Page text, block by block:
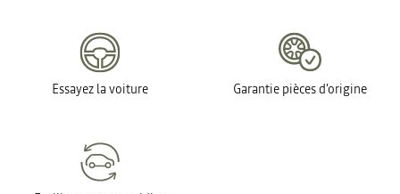
Essayez la voiture Garantie pièces d'origine